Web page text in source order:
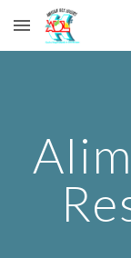
Skip to main